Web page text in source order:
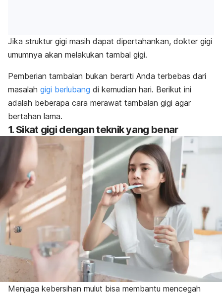
Jika struktur gigi masih dapat dipertahankan, dokter gigi
umumnya akan melakukan tambal gigi.
Pemberian tambalan bukan berarti Anda terbebas dari
masalah gigi berlubang di kemudian hari. Berikut ini
adalah beberapa cara merawat tambalan gigi agar
bertahan lama.
1. Sikat gigi dengan teknik yang benar
Menjaga kebersihan mulut bisa membantu mencegah